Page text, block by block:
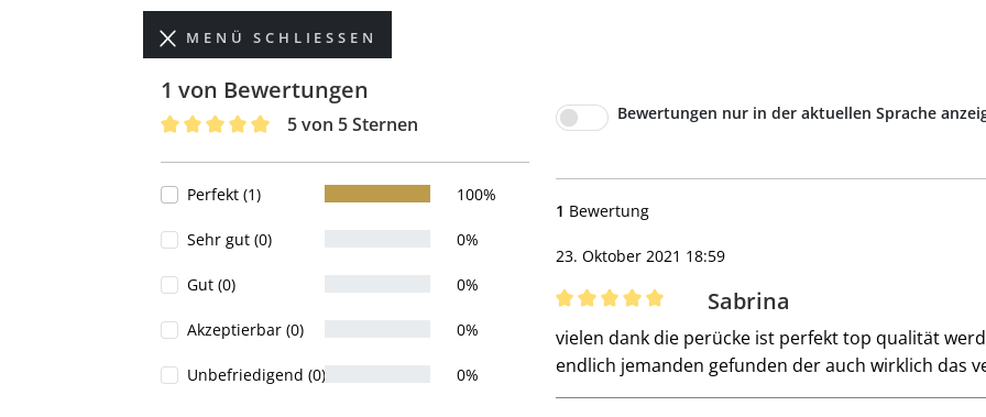
MENÜ SCHLIESSEN
1 von Bewertungen
5 von 5 Sternen
Perfekt (1) 100%
Sehr gut (0) 0%
Gut (0) 0%
Akzeptierbar (0) 0%
Unbefriedigend (0) 0%
Bewertungen nur in der aktuellen Sprache
1 Bewertung
23. Oktober 2021 18:59
Bewertung mit 5 von 5 Sternen
Sabrina
vielen dank die perücke ist perfekt top qualität
endlich jemanden gefunden der auch wirklich das